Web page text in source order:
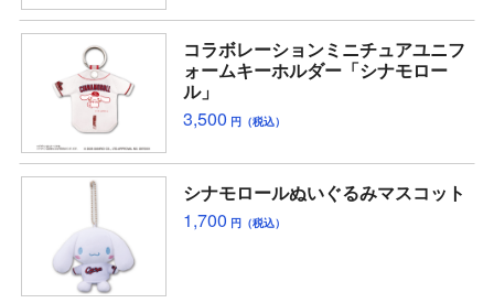
コラボレーションミニチュアユニフ
ォームキーホルダー「シナモロー
ル」
3,500 円（税込）
シナモロールぬいぐるみマスコット
1,700 円（税込）